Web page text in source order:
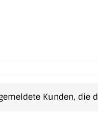
Kunden, die